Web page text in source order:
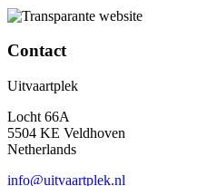
Contact
Uitvaartplek
Locht 66A
5504 KE Veldhoven
Netherlands
info@uitvaartplek.nl